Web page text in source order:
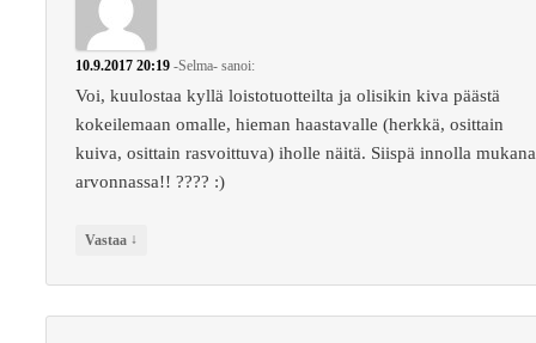
10.9.2017 20:19 -Selma- sanoi:
Voi, kuulostaa kyllä loistotuotteilta ja olisikin kiva päästä
kokeilemaan omalle, hieman haastavalle (herkkä, osittain
kuiva, osittain rasvoittuva) iholle näitä. Siispä innolla mukana
arvonnassa!! ???? :)
Vastaa ↓